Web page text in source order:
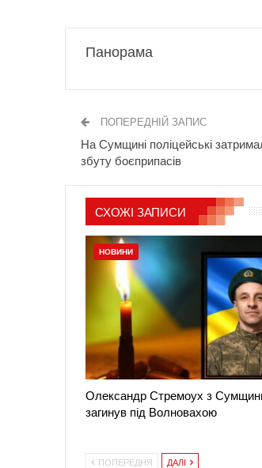
Панорама
ПОПЕРЕДНІЙ ЗАПИС
На Сумщині поліцейські
збуту боєприпасів
СХОЖІ ЗАПИСИ
НОВИНИ
Олександр Стремоух з
загинув під Волновахою
ПОПЕРЕДНЯ ДАЛІ